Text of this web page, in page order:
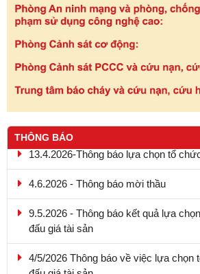
THÔNG BÁO
13.4.2026-Thông báo lựa chọn tổ
4.6.2026 - Thông báo mời thầu
9.5.2026 - Thông báo kết quả lựa
đấu giá tài sản
4/5/2026 Thông báo về việc lựa chọn
đấu giá tài sản